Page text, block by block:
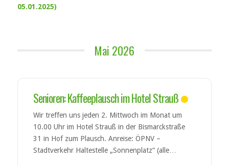
05.01.2025)
Mai 2026
Senioren: Kaffeeplausch im Hotel Strauß
Wir treffen uns jeden 2. Mittwoch im Monat um
10.00 Uhr im Hotel Strauß in der Bismarckstraße
31 in Hof zum Plausch. Anreise: ÖPNV –
Stadtverkehr Haltestelle „Sonnenplatz“ (alle